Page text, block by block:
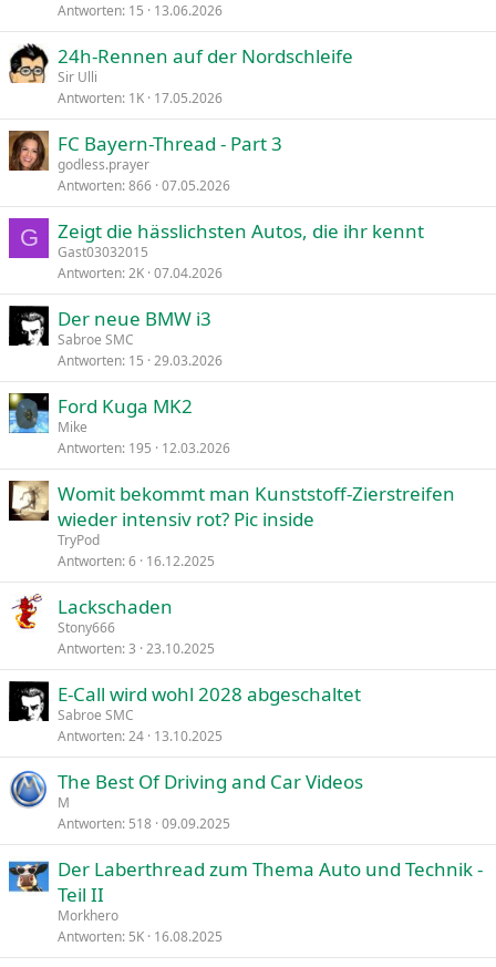
Antworten 15 13.06.2026
24h-Rennen auf der Nordschleife
Sir Ulli
Antworten 1K 17.05.2026
FC Bayern-Thread - Part 3
godless.prayer
Antworten 866 07.05.2026
G Zeigt die hässlichsten Autos, die ihr kennt
Gast03032015
Antworten 2K 07.04.2026
Der neue BMW i3
Sabroe SMC
Antworten 15 29.03.2026
Ford Kuga MK2
Mike
Antworten 195 12.03.2026
Womit bekommt man Kunststoff-Zierstreifen
wieder intensiv rot? Pic inside
TryPod
Antworten 6 16.12.2025
Lackschaden
Stony666
Antworten 3 23.10.2025
E-Call wird wohl 2028 abgeschaltet
Sabroe SMC
Antworten 24 13.10.2025
The Best Of Driving and Car Videos
M
Antworten 518 09.09.2025
Der Laberthread zum Thema Auto und Technik -
Teil II
Morkhero
Antworten 5K 16.08.2025